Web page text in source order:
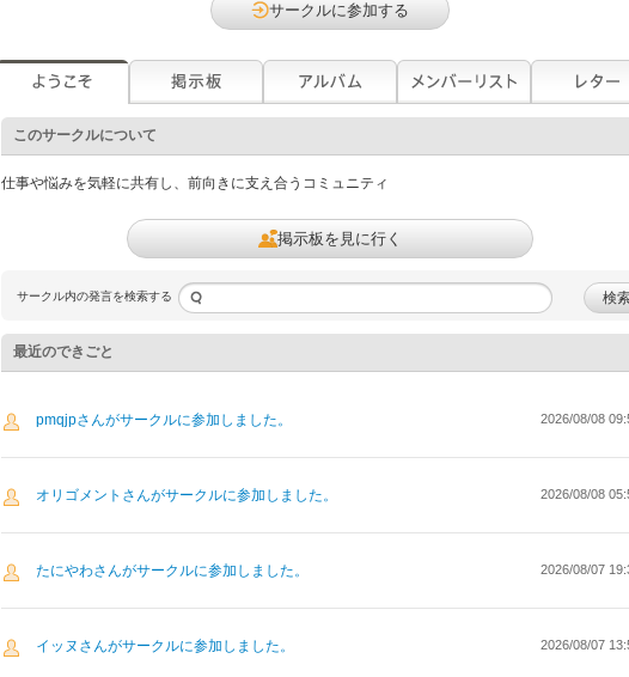
サークルに参加する
このサークルについて
仕事や悩みを気軽に共有し、前向きに支え合うコミュニティ
掲示板を見に行く
サークル内の発言を検索する 検
最近のできごと
pmqjpさんがサークルに参加しました。 2026/08/08
オリゴメント さんがサークルに参加しました。 2026/08/08
たにやわさんがサークルに参加しました。 2026/08/07
イッヌ さんがサークルに参加しました。 2026/08/07